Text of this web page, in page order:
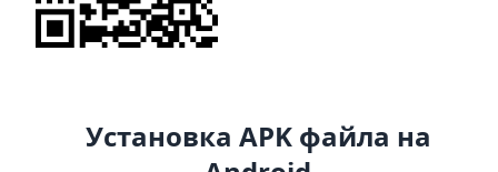
Установка APK файла на